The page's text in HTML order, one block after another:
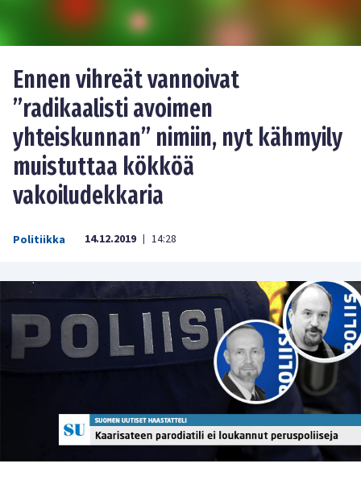
Ennen vihreät vannoivat
”radikaalisti avoimen
yhteiskunnan” nimiin, nyt kähmyily
muistuttaa kökköä
vakoiludekkaria
Politiikka 14.12.2019 | 14:28